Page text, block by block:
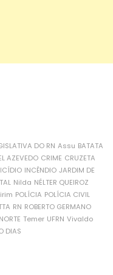
DO RN Assu BATATA
AZEVEDO CRIME CRUZETA
INCÊNDIO JARDIM DE
Nilda NÉLTER QUEIROZ
POLÍCIA POLÍCIA CIVIL
RN ROBERTO GERMANO
Temer UFRN Vivaldo
DIAS